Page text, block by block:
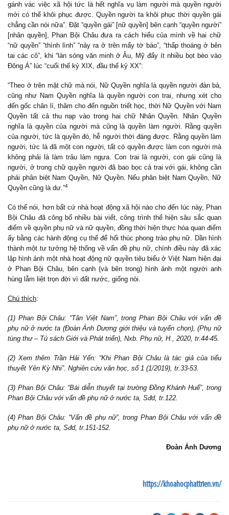
gánh vác việc xã hội tức là hết nghĩa vụ làm người mà quyền người
mới có thể khôi phục được. Quyền người ta khôi phục thời quyền gái
chẳng cần nói nữa”. Đặt “quyền gái” [nữ quyền] bên cạnh “quyền người”
[nhân quyền], Phan Bội Châu đưa ra cách hiểu của mình về hai chữ
“nữ quyền” “thình lình” “nảy ra ở trên mấy tờ báo”, “thấp thoáng ở bên
tai các cô”, khi “làn sóng văn minh ở Âu, Mỹ đẩy ít nhiều bọt bèo vào
Đông Á” lúc “cuối thế kỷ XIX, đầu thế kỷ XX”:
“Theo ở trên mặt chữ mà nói, Nữ Quyền nghĩa là quyền người đàn bà,
cũng như Nam Quyền nghĩa là quyền người con trai, nhưng xét cho
đến gốc chân lí, thăm cho đến nguồn triết học, thời Nữ Quyền với Nam
Quyền tất cả thu nạp vào trong hai chữ Nhân Quyền. Nhân Quyền
nghĩa là quyền của người mà cũng là quyền làm người. Rằng quyền
của người, tức là quyền đó, hễ người thời đáng được. Rằng quyền làm
người, tức là đã một con người, tất có quyền được làm con người mà
không phải là làm trâu làm ngựa. Con trai là người, con gái cũng là
người, ở trong chữ quyền người đã bao bọc cả trai với gái, không cần
phải phân biệt Nam Quyền, Nữ Quyền. Nếu phân biệt Nam Quyền, Nữ
Quyền cũng là dư.”4
Có thể nói, hơn bất cứ nhà hoạt động xã hội nào cho đến lúc này, Phan
Bội Châu đã công bố nhiều bài viết, công trình thể hiện sâu sắc quan
điểm về quyền phụ nữ và nữ quyền, đồng thời hiện thực hóa quan điểm
ấy bằng các hành động cụ thể để hối thúc phong trào phụ nữ. Dần hình
thành một tư tưởng hệ thống về vấn đề phụ nữ, chính điều này đã xác
lập hình ảnh một nhà hoạt động nữ quyền tiêu biểu ở Việt Nam hiện đại
ở Phan Bội Châu, bên cạnh (và bên trong) hình ảnh một người anh
hùng lẫm liệt trọn đời vì đất nước, giống nòi.
Chú thích:
(1) Phan Bội Châu: “Tân Việt Nam”, trong Phan Bội Châu với vấn đề
phụ nữ ở nước ta (Đoàn Ánh Dương giới thiệu và tuyển chọn), (Phụ nữ
tùng thư – Tủ sách Giới và Phát triển), Nxb. Phụ nữ, H., 2020, tr.44-45.
(2) Xem thêm Trần Hải Yến: “Khi Phan Bội Châu là tác giả của tiểu
thuyết Yên Kỳ Nhi”. Nghiên cứu văn học, số 1 (1/2019), tr.33-53.
(3) Phan Bội Châu: “Bài diễn thuyết tại trường Đồng Khánh Huế”, trong
Phan Bội Châu với vấn đề phụ nữ ở nước ta, Sđd, tr.122.
(4) Phan Bội Châu: “Vấn đề phụ nữ”, trong Phan Bội Châu với vấn đề
phụ nữ ở nước ta, Sđd, tr.151-152.
Đoàn Ánh Dương
https://khoahocphattrien.vn/